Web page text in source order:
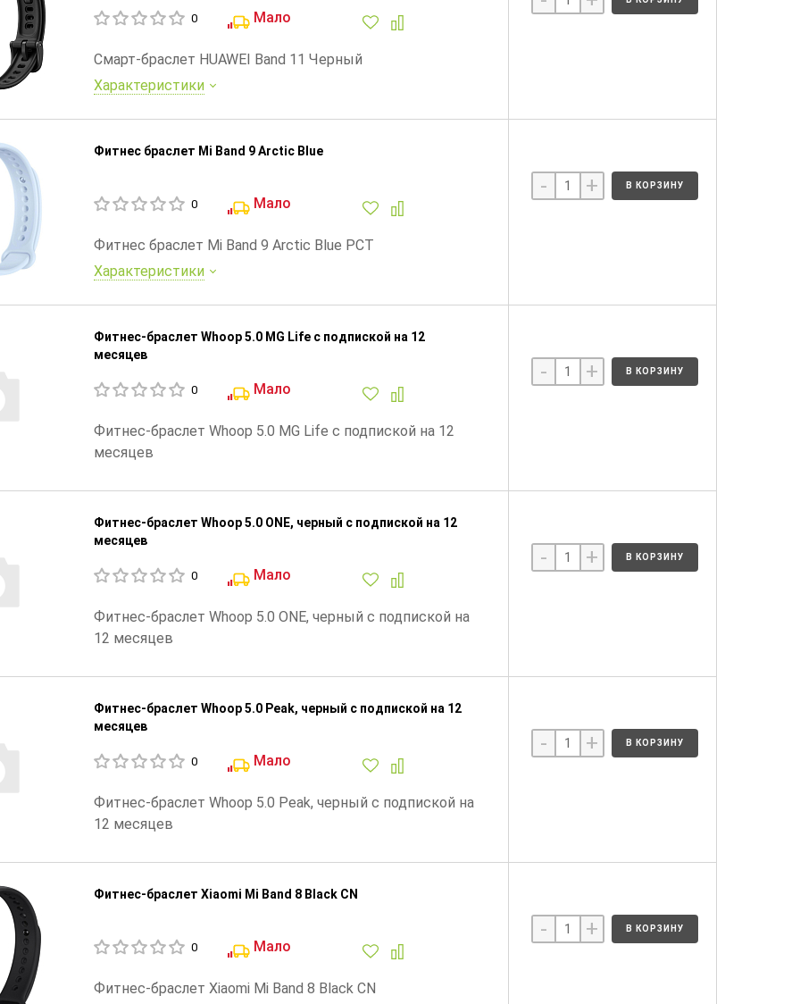
0 Мало
Смарт-браслет HUAWEI Band 11 Черный
Характеристики
Фитнес браслет Mi Band 9 Arctic Blue
0 Мало
Фитнес браслет Mi Band 9 Arctic Blue РСТ
Характеристики
- + В КОРЗИНУ
Фитнес-браслет Whoop 5.0 MG Life с подпиской на 12
месяцев
0 Мало
Фитнес-браслет Whoop 5.0 MG Life с подпиской на 12
месяцев
- + В КОРЗИНУ
Фитнес-браслет Whoop 5.0 ONE, черный с подпиской на 12
месяцев
0 Мало
Фитнес-браслет Whoop 5.0 ONE, черный с подпиской на
12 месяцев
- + В КОРЗИНУ
Фитнес-браслет Whoop 5.0 Peak, черный с подпиской на 12
месяцев
0 Мало
Фитнес-браслет Whoop 5.0 Peak, черный с подпиской на
12 месяцев
- + В КОРЗИНУ
Фитнес-браслет Xiaomi Mi Band 8 Black CN
0 Мало
Фитнес-браслет Xiaomi Mi Band 8 Black CN
- + В КОРЗИНУ